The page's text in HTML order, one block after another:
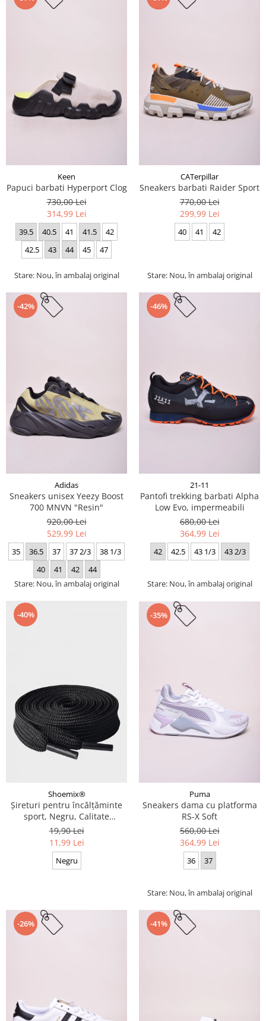
Keen
Papuci barbati Hyperport Clog
730,00 Lei
314,99 Lei
39.5 40.5 41 41.5
42
42.5
43 44 45 47
Stare: Nou, în ambalaj original
CATerpillar
Sneakers barbati Raider Sport
770,00 Lei
299,99 Lei
40 41 42
Stare: Nou, în ambalaj original
-42%
Adidas
Sneakers unisex Yeezy Boost
700 MNVN "Resin"
920,00 Lei
529,99 Lei
35 36.5 37 37 2/3
38 1/3
40
41 42
44
Stare: Nou, în ambalaj original
-46%
21-11
Pantofi trekking barbati Alpha
Low Evo, impermeabili
680,00 Lei
364,99 Lei
42 42.5 43 1/3 43 2/3
Stare: Nou, în ambalaj original
-40%
Shoemix®
Șireturi pentru încălțăminte
sport, Negru, Calitate
premium, 110 cm x 0.8 cm
19,90 Lei
11,99 Lei
Negru
-35%
Puma
Sneakers dama cu platforma
RS-X Soft
560,00 Lei
364,99 Lei
36 37
Stare: Nou, în ambalaj original
-26% -41%